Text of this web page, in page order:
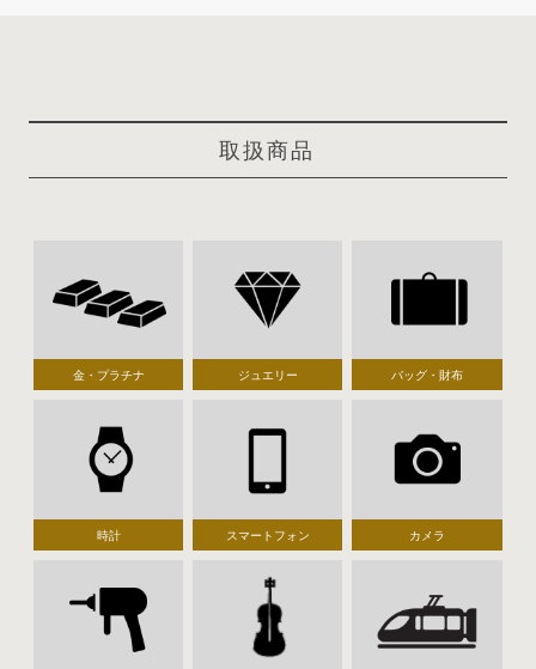
取扱商品
金・プラチナ ジュエリー バッグ・財布
時計 スマートフォン カメラ